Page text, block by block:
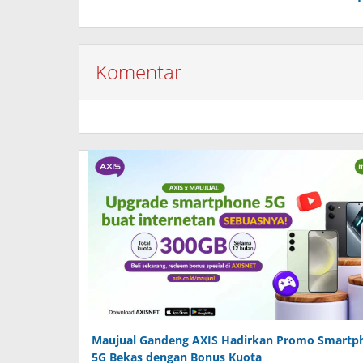
Komentar
Maujual Gandeng AXIS Hadirkan Promo
5G Bekas dengan Bonus Kuota